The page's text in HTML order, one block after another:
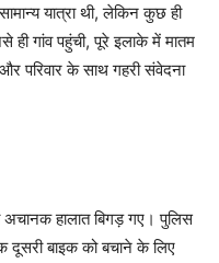
यात्रा थी, लेकिन कुछ ही
गांव पहुंची, पूरे इलाके में मातम
परिवार के साथ गहरी संवेदना
हालात बिगड़ गए। पुलिस
दूसरी बाइक को बचाने के लिए